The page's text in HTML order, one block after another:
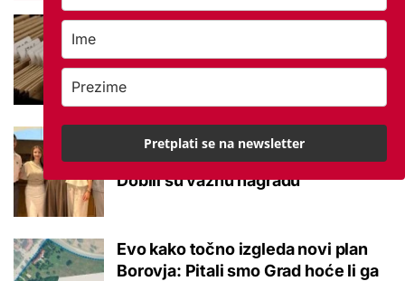
Promjena prakse za sve SC-ove,
potvrđeno
Studenti otkrili kako se obraćati
mladima kad je u pitanju alkohol:
Dobili su važnu nagradu
Evo kako točno izgleda novi plan
Borovja: Pitali smo Grad hoće li ga
Pretplati se na newsletter